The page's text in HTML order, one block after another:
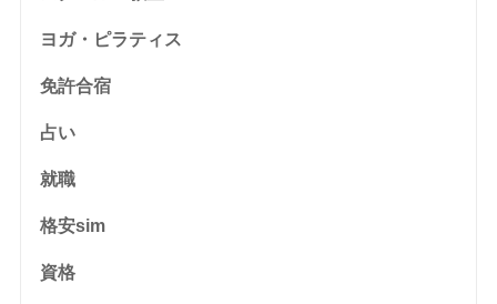
ヨガ・ピラティス
免許合宿
占い
就職
格安sim
資格